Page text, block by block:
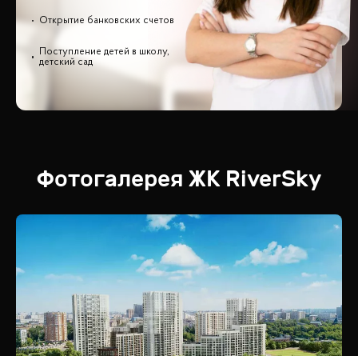
Открытие банковских счетов
Поступление детей в школу,
детский сад
Фотогалерея ЖК RiverSky